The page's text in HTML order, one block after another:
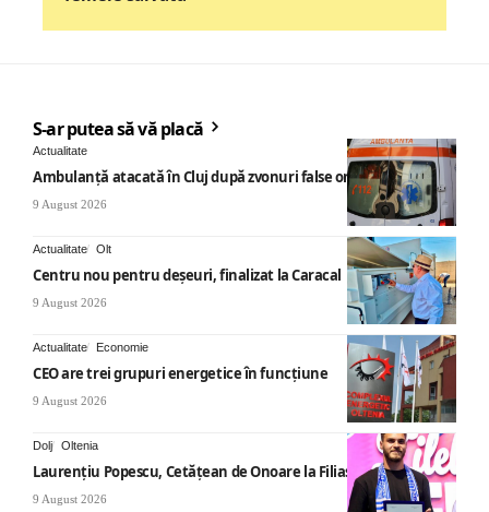
S-ar putea să vă placă
Actualitate
Ambulanță atacată în Cluj după zvonuri false online
9 August 2026
Actualitate Olt
Centru nou pentru deșeuri, finalizat la Caracal
9 August 2026
Actualitate Economie
CEO are trei grupuri energetice în funcțiune
9 August 2026
Dolj Oltenia
Laurențiu Popescu, Cetățean de Onoare la Filiași
9 August 2026